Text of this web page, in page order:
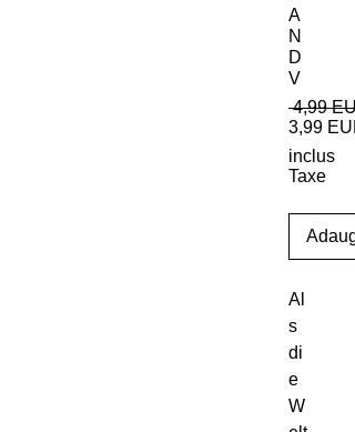
A
N
D
V
4,99
3,99
inclus
Taxe
Al
s
di
e
W